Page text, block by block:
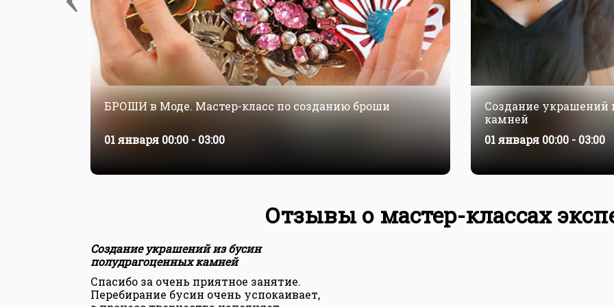
БРОШИ в Моде. Мастер-класс по созданию броши
01 января 00:00 - 03:00
Создание украшений
камней
01 января 00:00 - 03:00
Отзывы о мастер-классах
Создание украшений из бусин
полудрагоценных камней
Спасибо за очень приятное занятие.
Перебирание бусин очень успокаивает,